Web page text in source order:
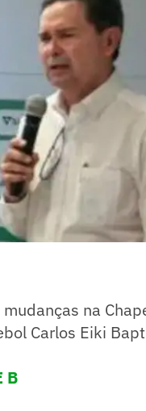
na
Carlos Eiki
B